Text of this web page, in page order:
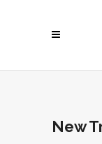
New